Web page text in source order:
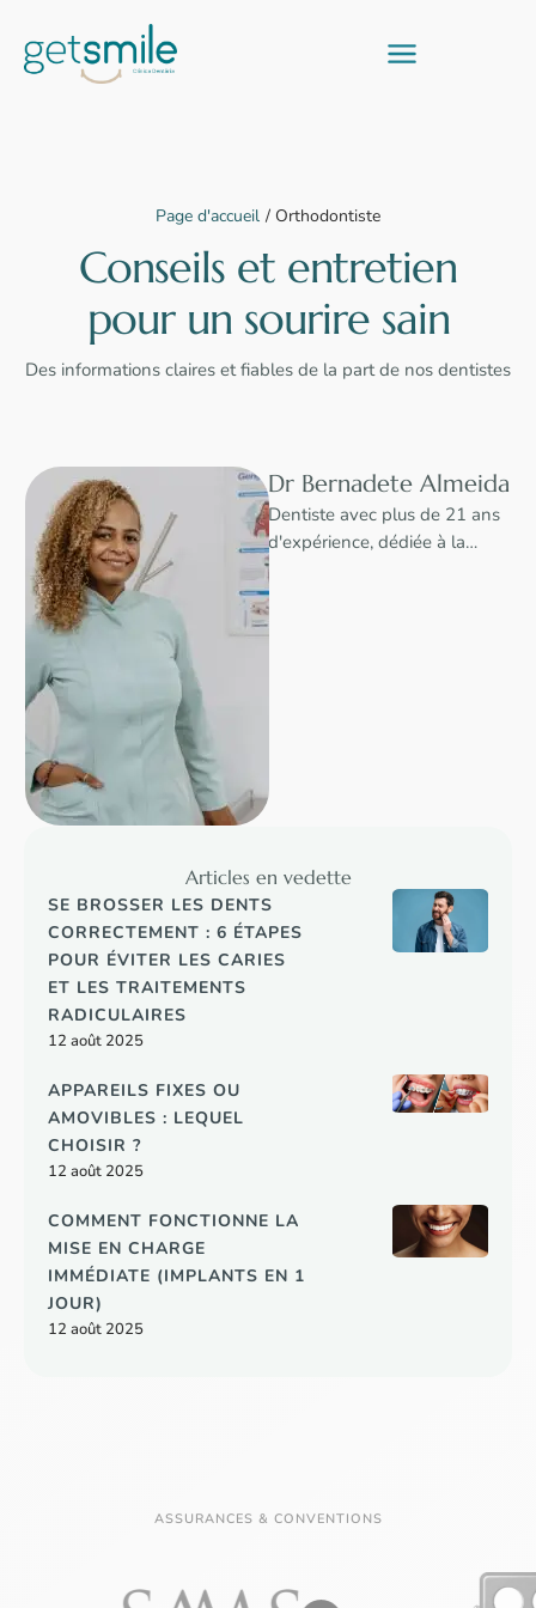
Page d'accueil / Orthodontiste
Conseils et entretien
pour un sourire sain
Des informations claires et fiables de la part de nos dentistes
Dr Bernadete Almeida
Dentiste avec plus de 21 ans
d'expérience, dédiée à la
santé bucco-dentaire, à
l'esthétique et au bien-être
Articles en vedette
SE BROSSER LES DENTS
CORRECTEMENT : 6 ÉTAPES
POUR ÉVITER LES CARIES
ET LES TRAITEMENTS
RADICULAIRES
12 août 2025
APPAREILS FIXES OU
AMOVIBLES : LEQUEL
CHOISIR ?
12 août 2025
COMMENT FONCTIONNE LA
MISE EN CHARGE
IMMÉDIATE (IMPLANTS EN 1
JOUR)
12 août 2025
ASSURANCES & CONVENTIONS